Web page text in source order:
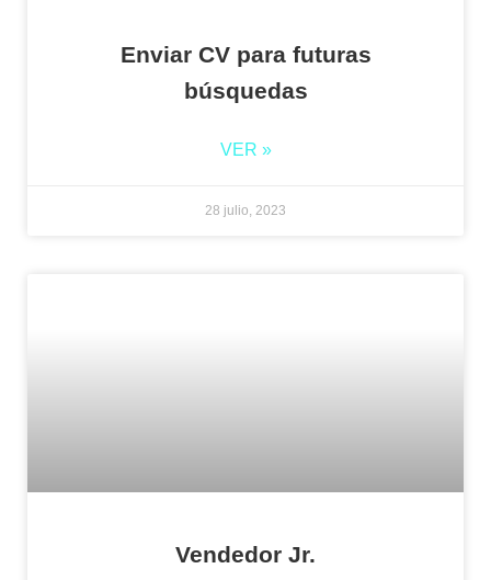
Enviar CV para futuras
búsquedas
VER »
28 julio, 2023
Vendedor Jr.